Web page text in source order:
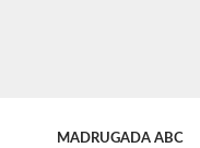
MADRUGADA ABC